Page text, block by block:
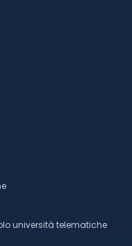
università telematiche